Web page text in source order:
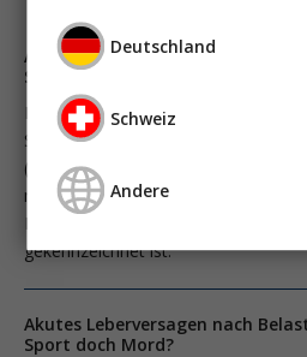
Akutes Leberversagen nach
Sport doch Mord?
Der exertionale Hitzschlag (EHS) ist
Syndrom, das durch eine
(Körperkerntemperatur in der Regel
neurologische Dysfunktion infolge
Belastung bei Versagen der
gekennzeichnet ist.
Akutes Leberversagen nach
Sport doch Mord?
Deutschland
Schweiz
Andere